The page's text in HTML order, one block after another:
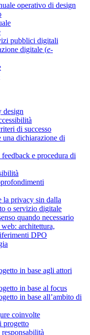
operativo di design
pubblici digitali
digitale (e-
design
di successo
una dichiarazione di
e procedura di
la privacy sin dalla
o servizio digitale
quando necessario
architettura,
DPO
in base agli attori
in base al focus
in base all’ambito di
coinvolte
progetto